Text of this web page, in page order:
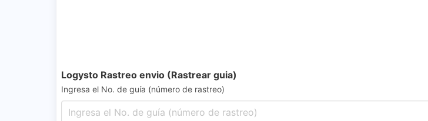
Logysto Rastreo envio (Rastrear guia)
Ingresa el No. de guía (número de rastreo)